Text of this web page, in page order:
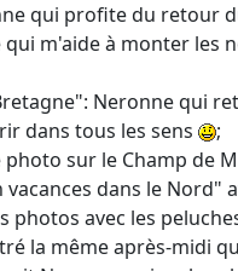
qui profite du retour
m'aide à monter les
Neronne qui
dans tous les sens
;
sur le Champ de
dans le Nord"
photos avec les
la même après-midi